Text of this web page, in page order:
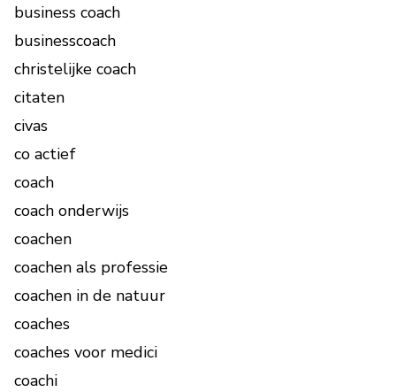
business coach
businesscoach
christelijke coach
citaten
civas
co actief
coach
coach onderwijs
coachen
coachen als professie
coachen in de natuur
coaches
coaches voor medici
coachi